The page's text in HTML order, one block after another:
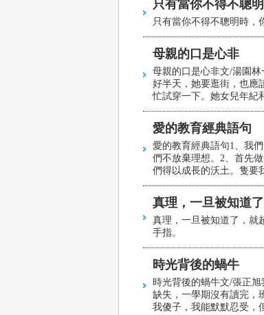
只有當你不得不聰
只有當你不得不聰明時，
母親的口是心非
母親的口是心非文/湯園
好半天，她要逛街，也應
忙試穿一下。她女兒年紀
愛的教育經典語句
愛的教育經典語句1、我
們不放棄理想。2、首先
們得以成長的沃土。隻要
真理，一旦被知道
真理，一旦被知道了，就
手指。
時光背後的蝸牛
時光背後的蝸牛文/張正
缺失，一學期沒有讀完，
我傻子，我能默默忍受，